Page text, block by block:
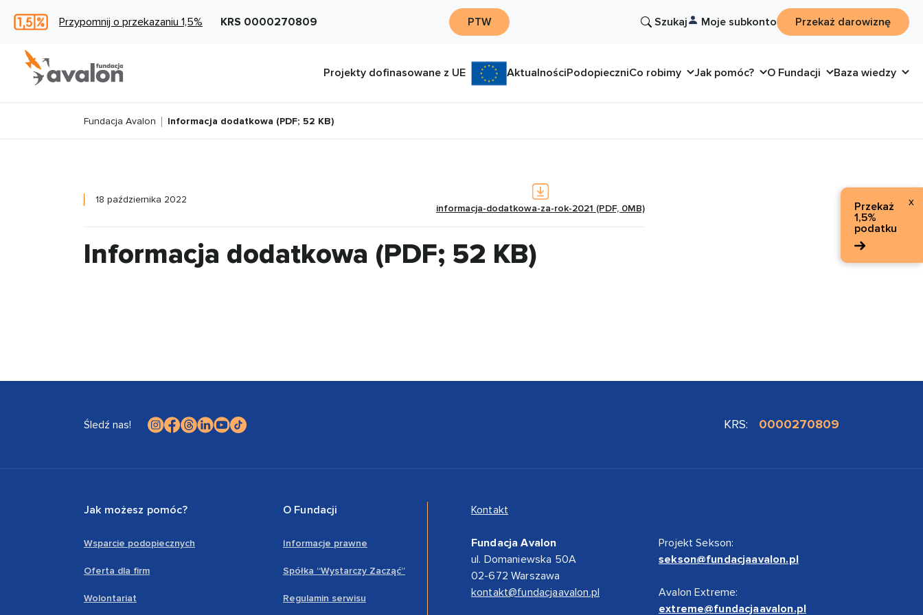
Przekaż
1,5%
podatku
x
Przypomnij o przekazaniu 1,5% KRS 0000270809 PTW Szukaj Moje subkonto Przekaż darowiznę
Projekty dofinasowane z UE AktualnościPodopieczniCo robimy Jak pomóc? O Fundacji Baza wiedzy
Fundacja Avalon Informacja dodatkowa (PDF; 52 KB)
18 października 2022
informacja-dodatkowa-za-rok-2021 (PDF, 0MB)
Informacja dodatkowa (PDF; 52 KB)
KRS: 0000270809
Śledź nas!
Jak możesz pomóc?
Wsparcie podopiecznych
Oferta dla firm
Wolontariat
O Fundacji
Informacje prawne
Spółka “Wystarczy Zacząć”
Regulamin serwisu
Kontakt
Fundacja Avalon
ul. Domaniewska 50A
02-672 Warszawa
kontakt@fundacjaavalon.pl
Projekt Sekson:
sekson@fundacjaavalon.pl
Avalon Extreme:
extreme@fundacjaavalon.pl